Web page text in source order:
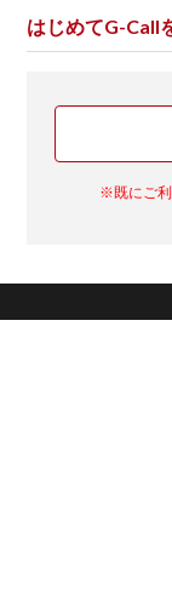
はじめてG-Call
※既にご利